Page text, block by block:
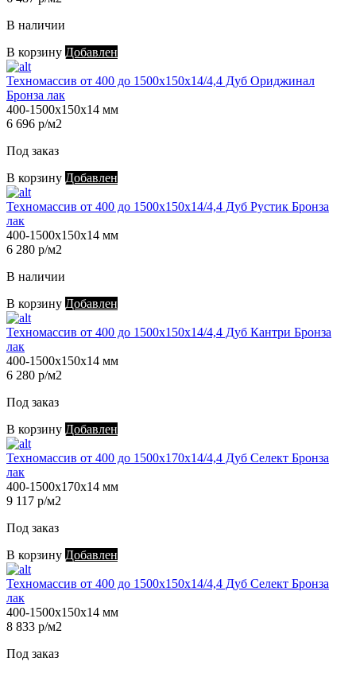
В наличии
В корзину Добавлен
Техномассив от 400 до 1500х150х14/4,4 Дуб Ориджинал
Бронза лак
400-1500х150х14 мм
6 696 р/м2
Под заказ
В корзину Добавлен
Техномассив от 400 до 1500х150х14/4,4 Дуб Рустик Бронза
лак
400-1500х150х14 мм
6 280 р/м2
В наличии
В корзину Добавлен
Техномассив от 400 до 1500х150х14/4,4 Дуб Кантри Бронза
лак
400-1500х150х14 мм
6 280 р/м2
Под заказ
В корзину Добавлен
Техномассив от 400 до 1500х170х14/4,4 Дуб Селект Бронза
лак
400-1500х170х14 мм
9 117 р/м2
Под заказ
В корзину Добавлен
Техномассив от 400 до 1500х150х14/4,4 Дуб Селект Бронза
лак
400-1500х150х14 мм
8 833 р/м2
Под заказ